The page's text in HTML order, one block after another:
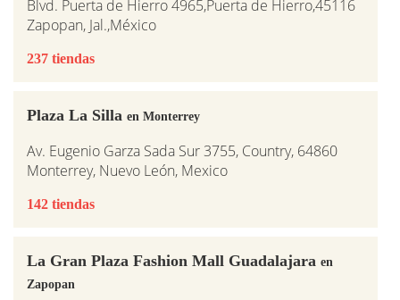
Blvd. Puerta de Hierro 4965,Puerta de Hierro,45116
Zapopan, Jal.,México
237 tiendas
Plaza La Silla en Monterrey
Av. Eugenio Garza Sada Sur 3755, Country, 64860
Monterrey, Nuevo León, Mexico
142 tiendas
La Gran Plaza Fashion Mall Guadalajara en
Zapopan